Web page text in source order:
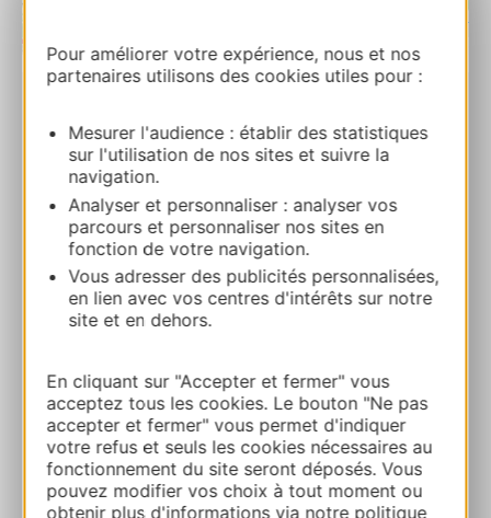
Pour améliorer votre expérience, nous et nos
partenaires utilisons des cookies utiles pour :
Mesurer l'audience : établir des statistiques
sur l'utilisation de nos sites et suivre la
navigation.
Analyser et personnaliser : analyser vos
parcours et personnaliser nos sites en
fonction de votre navigation.
Vous adresser des publicités personnalisées,
en lien avec vos centres d'intérêts sur notre
site et en dehors.
En cliquant sur "Accepter et fermer" vous
acceptez tous les cookies. Le bouton "Ne pas
accepter et fermer" vous permet d'indiquer
votre refus et seuls les cookies nécessaires au
fonctionnement du site seront déposés. Vous
pouvez modifier vos choix à tout moment ou
obtenir plus d'informations via notre politique
| Map data © OpenStreetMap contributors
CHÂTEAU DE POUGET
Chemin des Brus 34400 ENTRE-VIGNES
Ruta y acceso
E-mail
Sitio web